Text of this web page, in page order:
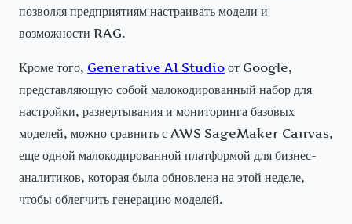
позволяя предприятиям настраивать модели и
возможности RAG.
Кроме того, Generative AI Studio от Google,
представляющую собой малокодированный набор для
настройки, развертывания и мониторинга базовых
моделей, можно сравнить с AWS SageMaker Canvas,
еще одной малокодированной платформой для бизнес-
аналитиков, которая была обновлена на этой неделе,
чтобы облегчить генерацию моделей.